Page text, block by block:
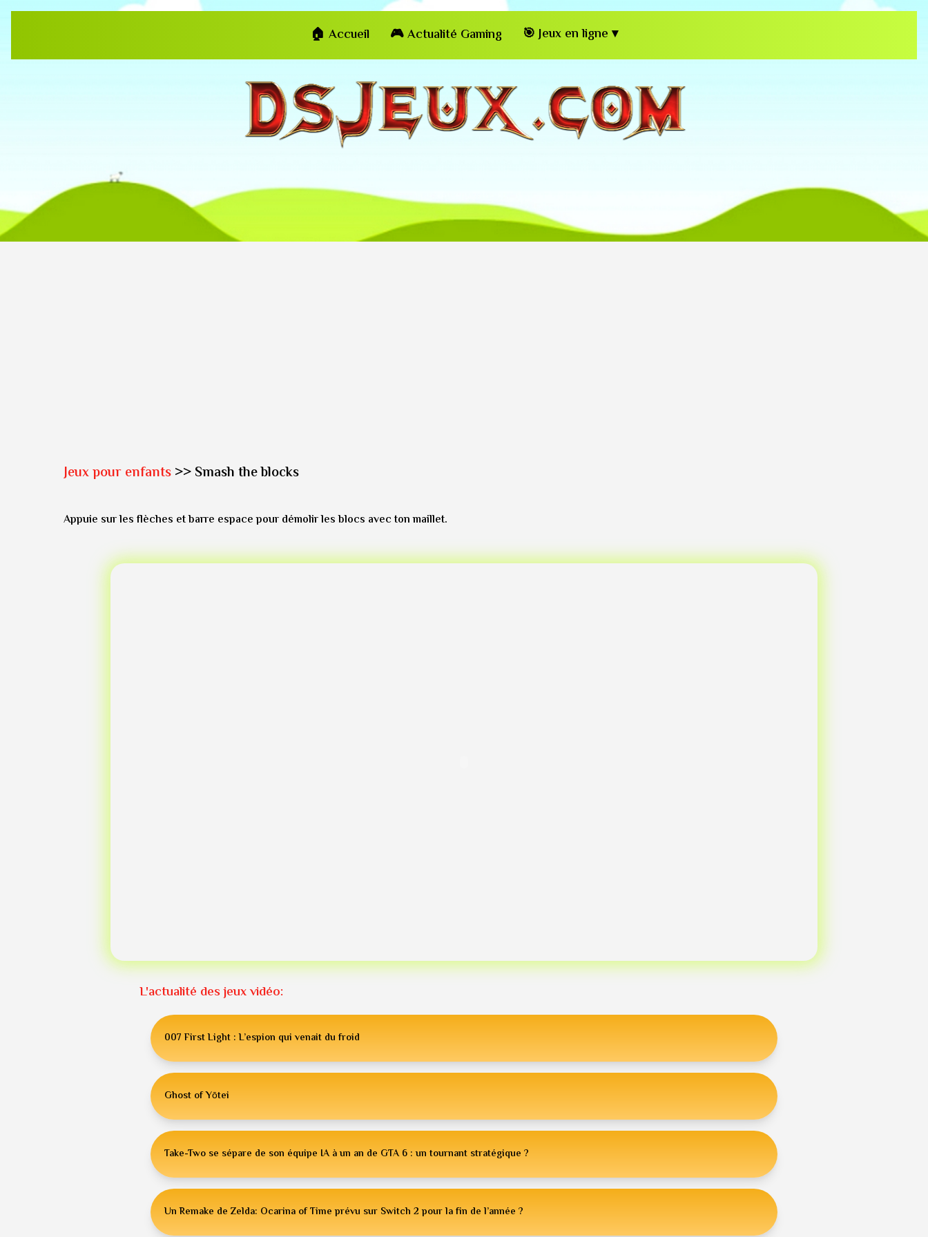
🏠 Accueil 🎮 Actualité Gaming 🎯 Jeux en ligne ▾
Jeux pour enfants>> Smash the blocks
Appuie sur les flèches et barre espace pour démolir les blocs avec ton maillet.
L'actualité des jeux vidéo:
007 First Light : L’espion qui venait du froid
Ghost of Yōtei
Take-Two se sépare de son équipe IA à un an de GTA 6 : un tournant stratégique ?
Un Remake de Zelda: Ocarina of Time prévu sur Switch 2 pour la fin de l’année ?